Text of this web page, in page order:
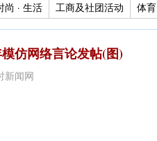
尚 · 生活 工商及社团活动 体育
仿网络言论发帖(图)
新闻网